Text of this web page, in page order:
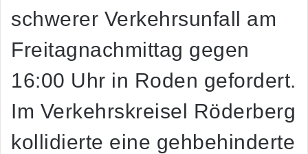
schwerer Verkehrsunfall am
Freitagnachmittag gegen
16:00 Uhr in Roden gefordert.
Im Verkehrskreisel Röderberg
kollidierte eine gehbehinderte